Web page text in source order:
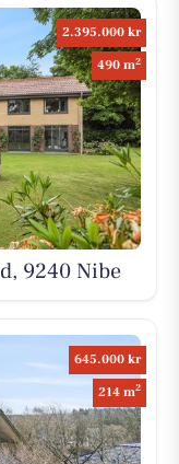
2.395.000 kr
490 m2
9240 Nibe
645.000 kr
214 m2